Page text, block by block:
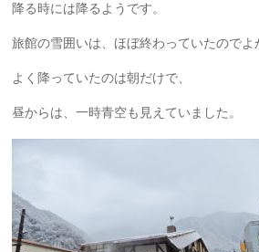
降る時には降るようです。
旅館の雪囲いは、ほぼ終わっていたのでよ
よく降っていたのは朝だけで、
昼からは、一時青空も見えていました。